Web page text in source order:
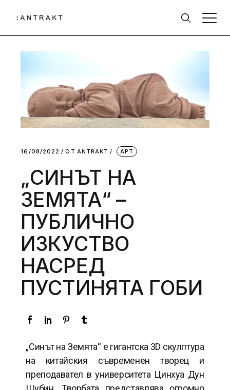
16/08/2022 ОТ АNTRAKT АРТ
„СИНЪТ НА
ЗЕМЯТА“ –
ПУБЛИЧНО
ИЗКУСТВО
НАСРЕД
ПУСТИНЯТА ГОБИ
„Синът на Земята“ е гигантска 3D скулптура
на китайския съвременен творец и
преподавател в университета Цинхуа Дун